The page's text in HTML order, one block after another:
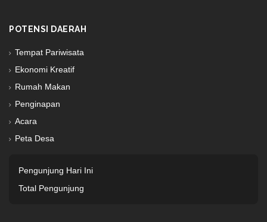
POTENSI DAERAH
Tempat Pariwisata
Ekonomi Kreatif
Rumah Makan
Penginapan
Acara
Peta Desa
Pengunjung Hari Ini
Total Pengunjung